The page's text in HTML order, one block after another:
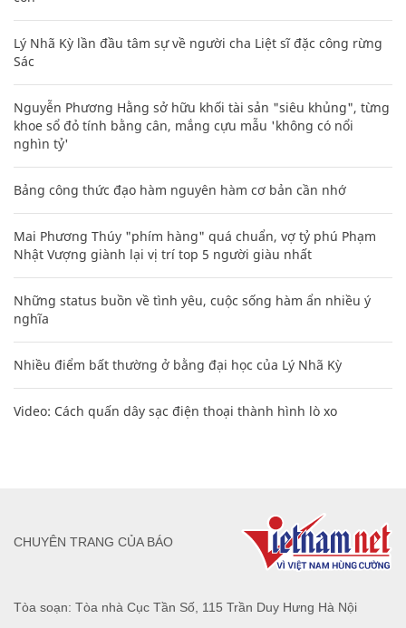
Lý Nhã Kỳ lần đầu tâm sự về người cha Liệt sĩ đặc công rừng
Sác
Nguyễn Phương Hằng sở hữu khối tài sản "siêu khủng", từng
khoe sổ đỏ tính bằng cân, mắng cựu mẫu 'không có nổi
nghìn tỷ'
Bảng công thức đạo hàm nguyên hàm cơ bản cần nhớ
Mai Phương Thúy "phím hàng" quá chuẩn, vợ tỷ phú Phạm
Nhật Vượng giành lại vị trí top 5 người giàu nhất
Những status buồn về tình yêu, cuộc sống hàm ẩn nhiều ý
nghĩa
Nhiều điểm bất thường ở bằng đại học của Lý Nhã Kỳ
Video: Cách quấn dây sạc điện thoại thành hình lò xo
Tòa soạn: Tòa nhà Cục Tần Số, 115 Trần Duy Hưng Hà Nội
CHUYÊN TRANG CỦA BÁO